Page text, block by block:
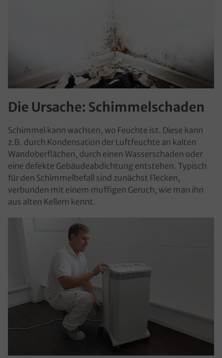
Die Ursache: Schimmelschaden
Schimmel kann wachsen, wo Feuchte ist. Diese kann
z.B. durch Kondensation der Luftfeuchte an kalten
Wandoberflächen, durch einen Wasserschaden oder
eine defekte Gebäudeabdichtung entstehen. Typisch
für den Schimmelbefall sind zunächst Flecken,
verbunden mit einem muffigen Geruch, wie man ihn
aus alten Kellern kennt.